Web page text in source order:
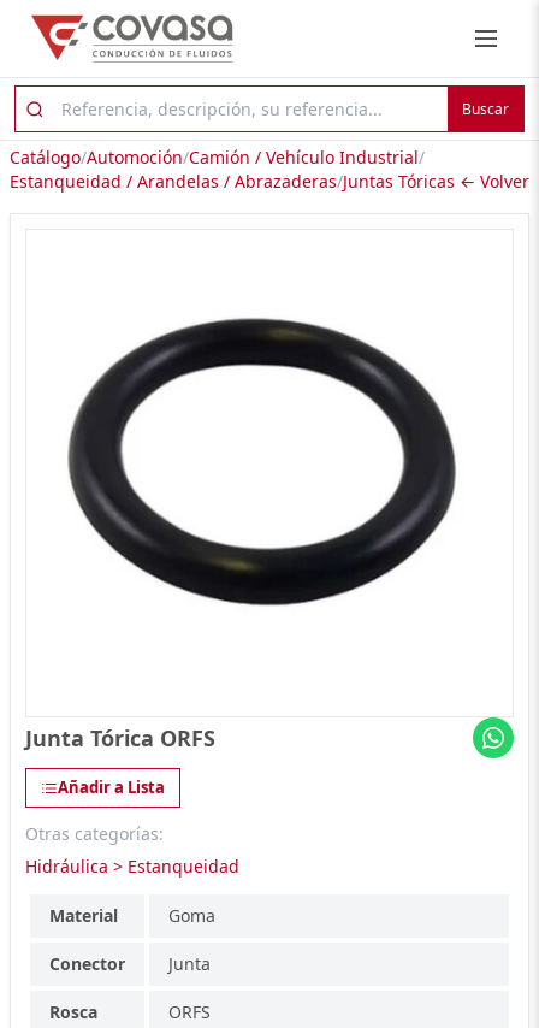
Buscar
Catálogo/Automoción/Camión / Vehículo Industrial/
Estanqueidad / Arandelas / Abrazaderas/Juntas Tóricas ← Volver
Junta Tórica ORFS
Añadir a Lista
Otras categorías:
Hidráulica > Estanqueidad
Material Goma
Conector Junta
Rosca ORFS